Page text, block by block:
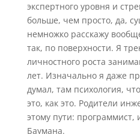
экспертного уровня и
больше, чем просто, да,
немножко расскажу
так, по поверхности. Я
личностного роста
лет. Изначально я даже
думал, там психология,
это, как это. Родители
этому пути:
Баумана.